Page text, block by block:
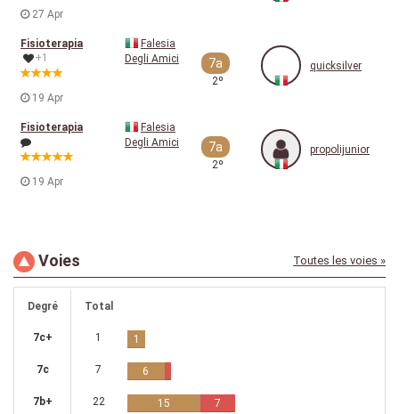
27 Apr
Fisioterapia
+1
19 Apr
Falesia
Degli Amici
7a
2º
quicksilver
Fisioterapia
19 Apr
Falesia
Degli Amici
7a
2º
propolijunior
Voies Toutes les voies »
Degré Total
7c+ 1 1
7c 7 6
7b+ 22 15 7